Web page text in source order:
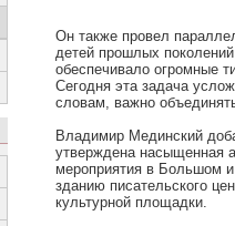
Он также провел
детей прошлых
обеспечивало огромные
Сегодня эта задача
словам, важно
Владимир Мединский
утверждена насыщенная
мероприятия в Большом
зданию писательского
культурной площадки.